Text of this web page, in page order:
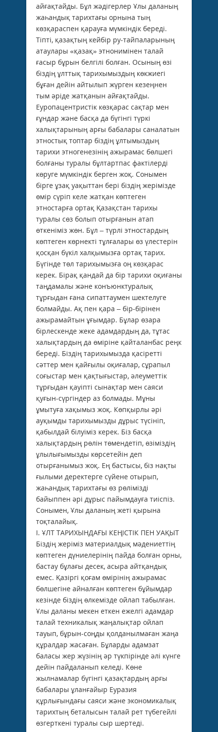
айғақтайды. Бұл жәдігерлер Ұлы даланың
жаһандық тарихтағы орнына тың
көзқараспен қарауға мүмкіндік береді.
Тіпті, қазақтың кейбір ру-тайпаларының
атаулары «қазақ» этнонимінен талай
ғасыр бұрын белгілі болған. Осының өзі
біздің ұлттық тарихымыздың көкжиегі
бұған дейін айтылып жүрген кезеңнен
тым әріде жатқанын айғақтайды.
Еуропацентристік көзқарас сақтар мен
ғұндар және басқа да бүгінгі түркі
халықтарының арғы бабалары саналатын
этностық топтар біздің ұлтымыздың
тарихи этногенезінің ажырамас бөлшегі
болғаны туралы бұлтартпас фактілерді
көруге мүмкіндік берген жоқ. Сонымен
бірге ұзақ уақыттан бері біздің жерімізде
өмір сүріп келе жатқан көптеген
этностарға ортақ Қазақстан тарихы
туралы сөз болып отырғанын атап
өткеніміз жөн. Бұл – түрлі этностардың
көптеген көрнекті тұлғалары өз үлестерін
қосқан бүкіл халқымызға ортақ тарих.
Бүгінде төл тарихымызға оң көзқарас
керек. Бірақ қандай да бір тарихи оқиғаны
таңдамалы және конъюнктуралық
тұрғыдан ғана сипаттаумен шектелуге
болмайды. Ақ пен қара – бір-бірінен
ажырамайтын ұғымдар. Бұлар өзара
бірлескенде жеке адамдардың да, тұтас
халықтардың да өміріне қайталанбас реңк
береді. Біздің тарихымызда қасіретті
сәттер мен қайғылы оқиғалар, сұрапыл
соғыстар мен қақтығыстар, әлеуметтік
тұрғыдан қауіпті сынақтар мен саяси
қуғын-сүргіндер аз болмады. Мұны
ұмытуға хақымыз жоқ. Көпқырлы әрі
ауқымды тарихымызды дұрыс түсініп,
қабылдай білуіміз керек. Біз басқа
халықтардың рөлін төмендетіп, өзіміздің
ұлылығымызды көрсетейін деп
отырғанымыз жоқ. Ең бастысы, біз нақты
ғылыми деректерге сүйене отырып,
жаһандық тарихтағы өз рөлімізді
байыппен әрі дұрыс пайымдауға тиіспіз.
Сонымен, Ұлы даланың жеті қырына
тоқталайық.
І. ҰЛТ ТАРИХЫНДАҒЫ КЕҢІСТІК ПЕН УАҚЫТ
Біздің жеріміз материалдық мәдениеттің
көптеген дүниелерінің пайда болған орны,
бастау бұлағы десек, асыра айтқандық
емес. Қазіргі қоғам өмірінің ажырамас
бөлшегіне айналған көптеген бұйымдар
кезінде біздің өлкемізде ойлап табылған.
Ұлы даланы мекен еткен ежелгі адамдар
талай техникалық жаңалықтар ойлап
тауып, бұрын-соңды қолданылмаған жаңа
құралдар жасаған. Бұларды адамзат
баласы жер жүзінің әр түкпірінде әлі күнге
дейін пайдаланып келеді. Көне
жылнамалар бүгінгі қазақтардың арғы
бабалары ұланғайыр Еуразия
құрлығындағы саяси және экономикалық
тарихтың беталысын талай рет түбегейлі
өзгерткені туралы сыр шертеді.